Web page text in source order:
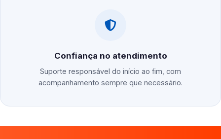
Confiança no atendimento
Suporte responsável do início ao fim, com
acompanhamento sempre que necessário.